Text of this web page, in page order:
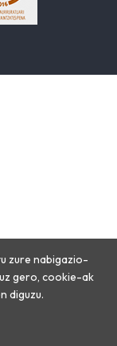
zure nabigazio-
gero, cookie-ak
diguzu.